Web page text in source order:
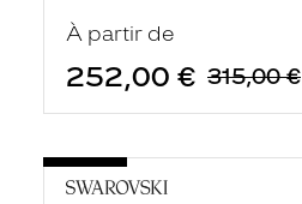
À partir de
252,00 € 315,00 €